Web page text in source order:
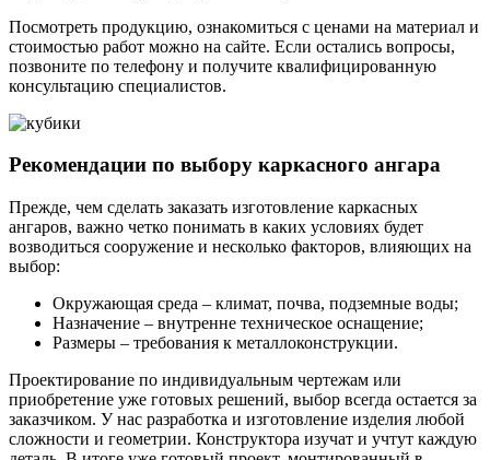
Посмотреть продукцию, ознакомиться с ценами на материал и
стоимостью работ можно на сайте. Если остались вопросы,
позвоните по телефону и получите квалифицированную
консультацию специалистов.
Рекомендации по выбору каркасного ангара
Прежде, чем сделать заказать изготовление каркасных
ангаров, важно четко понимать в каких условиях будет
возводиться сооружение и несколько факторов, влияющих на
выбор:
Окружающая среда – климат, почва, подземные воды;
Назначение – внутренне техническое оснащение;
Размеры – требования к металлоконструкции.
Проектирование по индивидуальным чертежам или
приобретение уже готовых решений, выбор всегда остается за
заказчиком. У нас разработка и изготовление изделия любой
сложности и геометрии. Конструктора изучат и учтут каждую